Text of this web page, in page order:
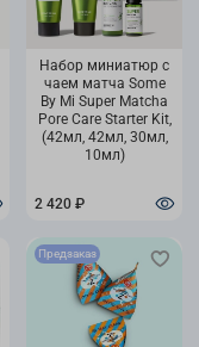
Набор миниатюр с
чаем матча Some
By Mi Super Matcha
Pore Care Starter Kit,
(42мл, 42мл, 30мл,
10мл)
2 420 ₽
Предзаказ